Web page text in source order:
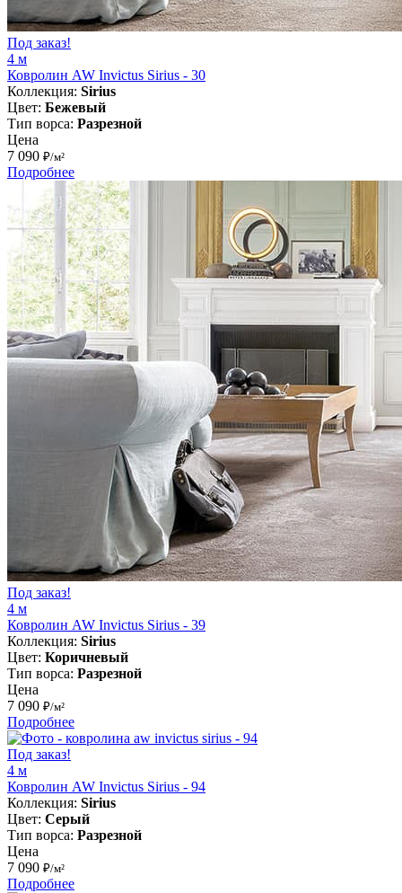
Под заказ!
4 м
Ковролин AW Invictus Sirius - 30
Коллекция: Sirius
Цвет: Бежевый
Тип ворса: Разрезной
Цена
7 090 ₽/м²
Подробнее
Под заказ!
4 м
Ковролин AW Invictus Sirius - 39
Коллекция: Sirius
Цвет: Коричневый
Тип ворса: Разрезной
Цена
7 090 ₽/м²
Подробнее
Под заказ!
4 м
Ковролин AW Invictus Sirius - 94
Коллекция: Sirius
Цвет: Серый
Тип ворса: Разрезной
Цена
7 090 ₽/м²
Подробнее